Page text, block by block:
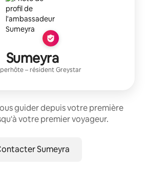
Sumeyra
– résidentGreystar
guider depuis votre première
votre premier voyageur.
Sumeyra